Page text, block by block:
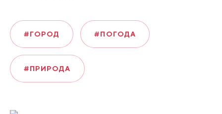
#ГОРОД #ПОГОДА
#ПРИРОДА